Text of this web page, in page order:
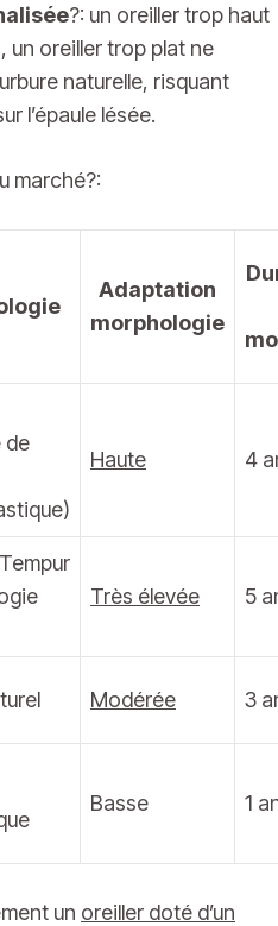
?: un oreiller trop haut
un oreiller trop plat ne
naturelle, risquant
l’épaule lésée.
marché?:
Adaptation
morphologie
de
Haute 4
Très élevée 5
Modérée 3
Basse 1
un oreiller doté d’un